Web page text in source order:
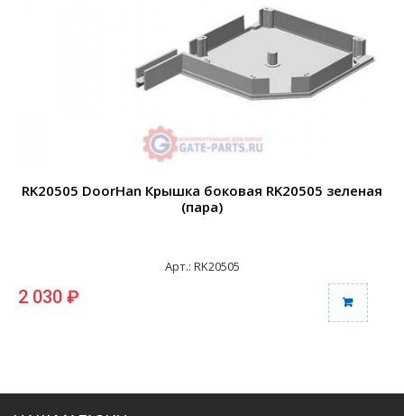
RK20505 DoorHan Крышка боковая RK20505 зеленая
(пара)
Арт.: RK20505
2 030 ₽